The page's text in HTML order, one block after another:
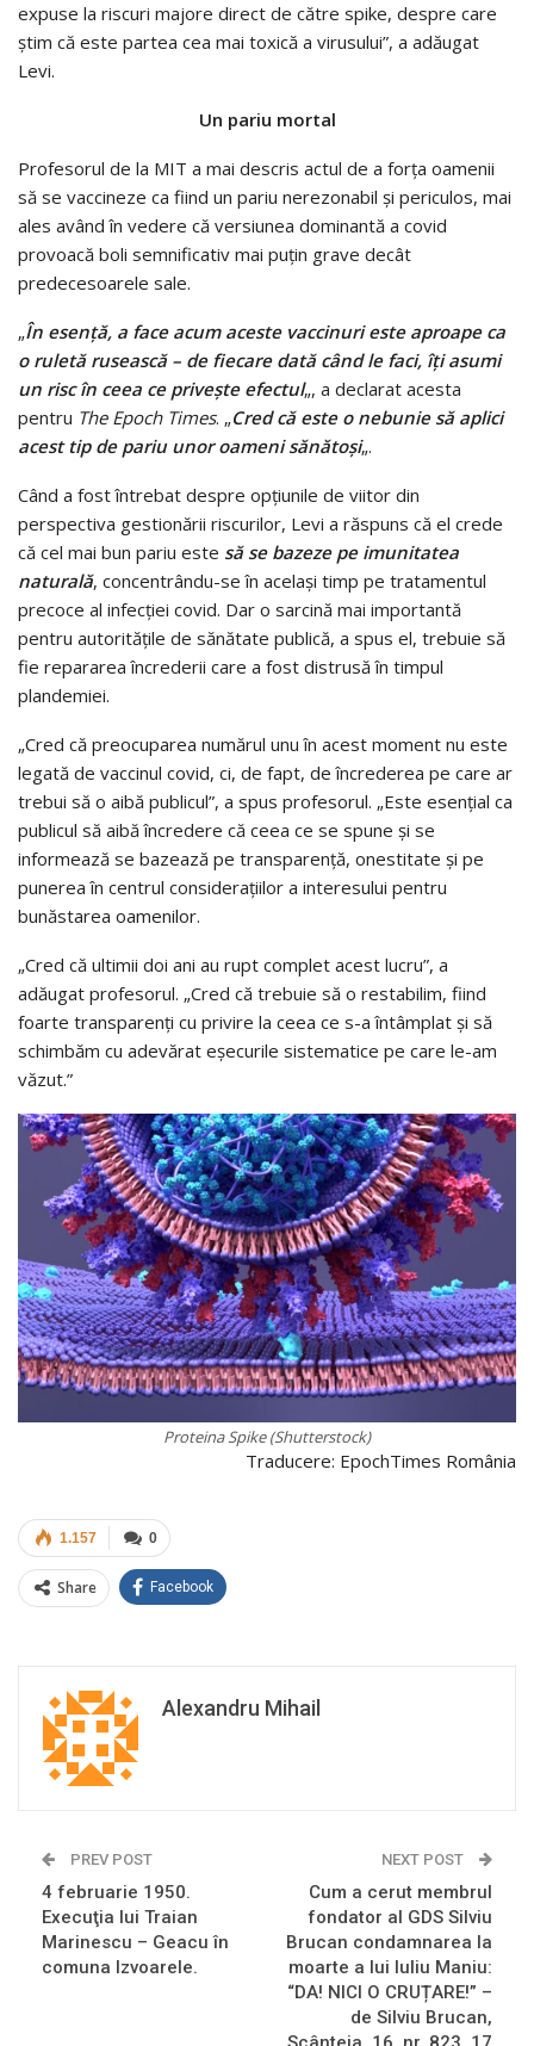
expuse la riscuri majore direct de către spike, despre care
ştim că este partea cea mai toxică a virusului”, a adăugat
Levi.
Un pariu mortal
Profesorul de la MIT a mai descris actul de a forţa oamenii
să se vaccineze ca fiind un pariu nerezonabil şi periculos, mai
ales având în vedere că versiunea dominantă a covid
provoacă boli semnificativ mai puţin grave decât
predecesoarele sale.
„În esenţă, a face acum aceste vaccinuri este aproape ca
o ruletă rusească – de fiecare dată când le faci, îţi asumi
un risc în ceea ce priveşte efectul„, a declarat acesta
pentru The Epoch Times. „Cred că este o nebunie să aplici
acest tip de pariu unor oameni sănătoşi„.
Când a fost întrebat despre opţiunile de viitor din
perspectiva gestionării riscurilor, Levi a răspuns că el crede
că cel mai bun pariu este să se bazeze pe imunitatea
naturală, concentrându-se în acelaşi timp pe tratamentul
precoce al infecţiei covid. Dar o sarcină mai importantă
pentru autorităţile de sănătate publică, a spus el, trebuie să
fie repararea încrederii care a fost distrusă în timpul
plandemiei.
„Cred că preocuparea numărul unu în acest moment nu este
legată de vaccinul covid, ci, de fapt, de încrederea pe care ar
trebui să o aibă publicul”, a spus profesorul. „Este esenţial ca
publicul să aibă încredere că ceea ce se spune şi se
informează se bazează pe transparenţă, onestitate şi pe
punerea în centrul consideraţiilor a interesului pentru
bunăstarea oamenilor.
„Cred că ultimii doi ani au rupt complet acest lucru”, a
adăugat profesorul. „Cred că trebuie să o restabilim, fiind
foarte transparenţi cu privire la ceea ce s-a întâmplat şi să
schimbăm cu adevărat eşecurile sistematice pe care le-am
văzut.”
Proteina Spike (Shutterstock)
Traducere: EpochTimes România
0
1.157
Share Facebook
Alexandru Mihail
PREV POST
4 februarie 1950.
Execuţia lui Traian
Marinescu – Geacu în
comuna Izvoarele.
NEXT POST
Cum a cerut membrul
fondator al GDS Silviu
Brucan condamnarea la
moarte a lui Iuliu Maniu:
“DA! NICI O CRUȚARE!” –
de Silviu Brucan,